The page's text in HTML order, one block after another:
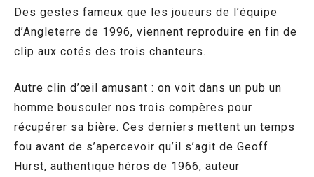
Des gestes fameux que les joueurs de l’équipe
d’Angleterre de 1996, viennent reproduire en fin de
clip aux cotés des trois chanteurs.
Autre clin d’œil amusant : on voit dans un pub un
homme bousculer nos trois compères pour
récupérer sa bière. Ces derniers mettent un temps
fou avant de s’apercevoir qu’il s’agit de Geoff
Hurst, authentique héros de 1966, auteur